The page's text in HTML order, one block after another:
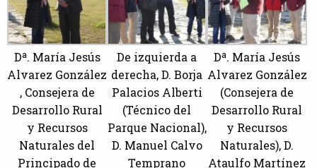
Dª. María Jesús
Alvarez González
, Consejera de
Desarrollo Rural
y Recursos
Naturales del
Principado de
De izquierda a
derecha, D. Borja
Palacios Alberti
(Técnico del
Parque Nacional),
D. Manuel Calvo
Temprano
Dª. María Jesús
Alvarez González
(Consejera de
Desarrollo Rural
y Recursos
Naturales), D.
Ataulfo Martínez